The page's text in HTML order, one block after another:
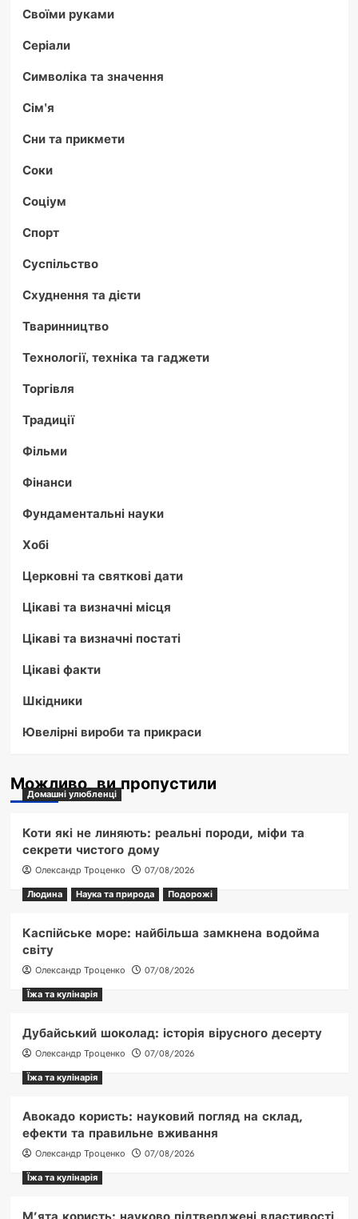
Своїми руками
Серіали
Символіка та значення
Сім'я
Сни та прикмети
Соки
Соціум
Спорт
Суспільство
Схуднення та дієти
Тваринництво
Технології, техніка та гаджети
Торгівля
Традиції
Фільми
Фінанси
Фундаментальні науки
Хобі
Церковні та святкові дати
Цікаві та визначні місця
Цікаві та визначні постаті
Цікаві факти
Шкідники
Ювелірні вироби та прикраси
Можливо, ви пропустили
Домашні улюбленці
Коти які не линяють: реальні породи, міфи та
секрети чистого дому
Олександр Троценко
07/08/2026
Людина
Наука та природа Подорожі
Каспійське море: найбільша замкнена водойма
світу
Олександр Троценко
07/08/2026
Їжа та кулінарія
Дубайський шоколад: історія вірусного десерту
Олександр Троценко
07/08/2026
Їжа та кулінарія
Авокадо користь: науковий погляд на склад,
ефекти та правильне вживання
Олександр Троценко
07/08/2026
Їжа та кулінарія